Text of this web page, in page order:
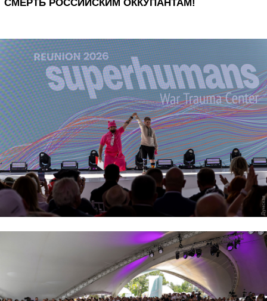
СМЕРТЬ РОССИЙСКИМ ОККУПАНТАМ!